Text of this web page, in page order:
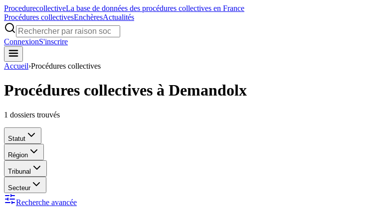
ProcedurecollectiveLa base de données des procédures collectives en France
Procédures collectivesEnchèresActualités
ConnexionS'inscrire
Accueil›Procédures collectives
Procédures collectives à Demandolx
1 dossiers trouvés
Statut
Région
Tribunal
Secteur
Recherche avancée